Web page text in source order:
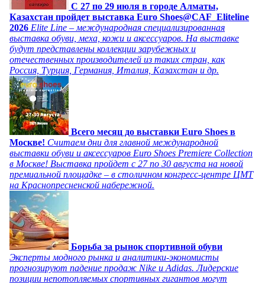
C 27 по 29 июля в городе Алматы,
Казахстан пройдет выставка Euro Shoes@CAF_Eliteline
2026 Elite Line – международная специализированная
выставка обуви, меха, кожи и аксессуаров. На выставке
будут представлены коллекции зарубежных и
отечественных производителей из таких стран, как
Россия, Турция, Германия, Италия, Казахстан и др.
Всего месяц до выставки Euro Shoes в
Москве! Считаем дни для главной международной
выставки обуви и аксессуаров Euro Shoes Premiere Collection
в Москве! Выставка пройдет с 27 по 30 августа на новой
премиальной площадке – в столичном конгресс-центре ЦМТ
на Краснопресненской набережной.
Борьба за рынок спортивной обуви
Эксперты модного рынка и аналитики-экономисты
прогнозируют падение продаж Nike и Adidas. Лидерские
позиции непотопляемых спортивных гигантов могут